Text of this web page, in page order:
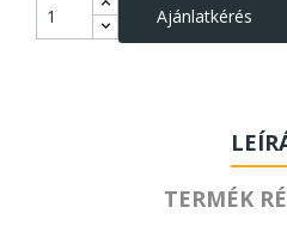
Ajánlatkérés
TERMÉK